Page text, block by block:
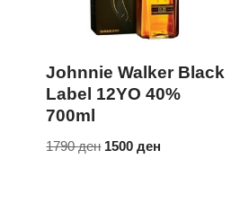
Johnnie Walker Black
Label 12YO 40%
700ml
1790ден 1500ден